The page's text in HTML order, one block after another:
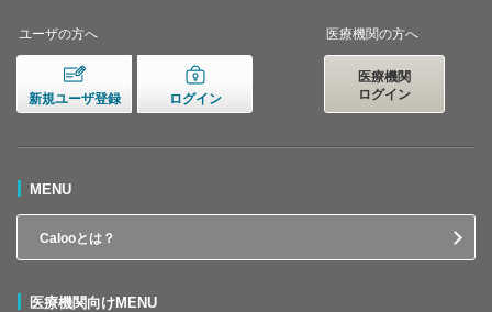
ユーザの方へ
新規ユーザ登録 ログイン
医療機関の方へ
医療機関
ログイン
MENU
Calooとは？
医療機関向けMENU